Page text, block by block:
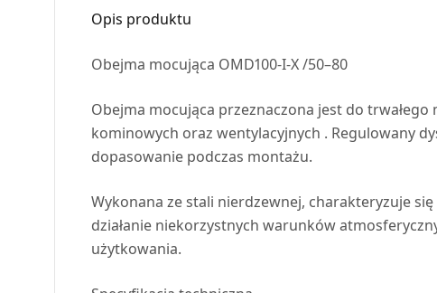
Opis produktu
Obejma mocująca OMD100-I-X /50–80
Obejma mocująca przeznaczona jest do
kominowych oraz wentylacyjnych . Regulowany
dopasowanie podczas montażu.
Wykonana ze stali nierdzewnej, charakteryzuje
działanie niekorzystnych warunków
użytkowania.